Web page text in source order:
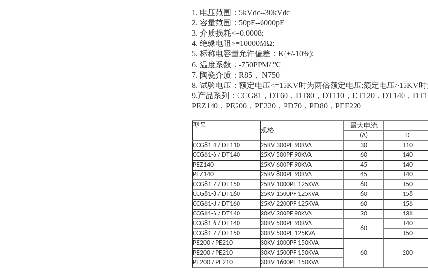
1. 电压范围：5kVdc--30kVdc
2. 容量范围：50pF--6000pF
3. 介质损耗<=0.0008;
4. 绝缘电阻>=10000MΩ;
5. 标称电容量允许偏差：K(+/-10%);
6. 温度系数：-750PPM/ ℃
7. 陶瓷介质：R85， N750
8. 试验电压：额定电压<=15KV时为两倍额定电压;额定电压>15KV
9.产品系列：CCG81，DT60，DT80，DT110，DT120，DT140，
PEZ140，PE200，PE220，PD70，PD80，PEF220
型号
规格
最大电流
(A)
D
CCG81-4 / DT110
25KV 300PF 90KVA 30 110
CCG81-6 / DT140 25KV 500PF 90KVA 60 140
PEZ140
25KV 600PF 90KVA 45 140
PEZ140
25KV 800PF 90KVA 45 140
CCG81-7 / DT150
25KV 1000PF 125KVA 60 150
CCG81-8 / DT160
25KV 1500PF 125KVA 60 158
CCG81-8 / DT160
25KV 2200PF 125KVA 60 158
CCG81-6 / DT140
30KV 300PF 90KVA 30 138
CCG81-6 / DT140 30KV 500PF 90KVA
60
140
CCG81-7 / DT150 30KV 500PF 125KVA
150
PE200 / PE210
30KV 1000PF 150KVA
60
200
PE200 / PE210
30KV 1500PF 150KVA
PE200 / PE210
30KV 1600PF 150KVA